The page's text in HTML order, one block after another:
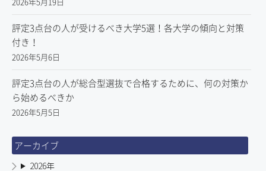
評定3点台の人が受けるべき大学5選！各大学の傾向と対策
付き！
2026年5月6日
評定3点台の人が総合型選抜で合格するために、何の対策か
ら始めるべきか
2026年5月5日
アーカイブ
2026年